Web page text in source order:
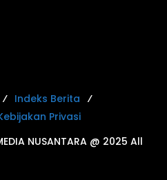
Indeks Berita
Privasi
NUSANTARA @ 2025 All